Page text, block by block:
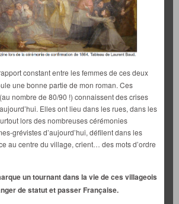
constant entre les femmes de ces deux
une bonne partie de mon roman. Ces
nombre de 80/90 !) connaissent des crises
Elles ont lieu dans les rues, dans les
lors des nombreuses cérémonies
grévistes d’aujourd’hui, défilent dans les
au centre du village, crient… des mots d’ordre
un tournant dans la vie de ces villageois
de statut et passer Française.